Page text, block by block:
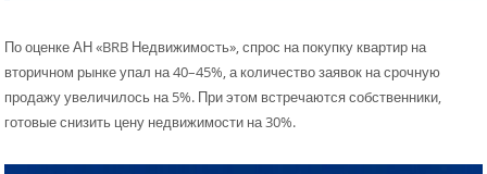
По оценке АН «BRB Недвижимость», спрос на покупку квартир на
вторичном рынке упал на 40–45%, а количество заявок на срочную
продажу увеличилось на 5%. При этом встречаются собственники,
готовые снизить цену недвижимости на 30%.